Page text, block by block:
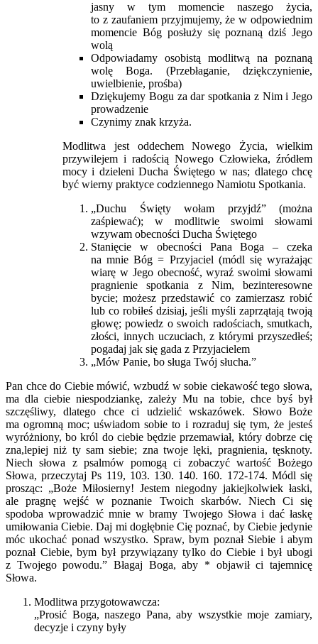
jasny w tym momencie naszego życia,
to z zaufaniem przyjmujemy, że w odpowiednim
momencie Bóg posłuży się poznaną dziś Jego
wolą
Odpowiadamy osobistą modlitwą na poznaną
wolę Boga. (Przebłaganie, dziękczynienie,
uwielbienie, prośba)
Dziękujemy Bogu za dar spotkania z Nim i Jego
prowadzenie
Czynimy znak krzyża.
Modlitwa jest oddechem Nowego Życia, wielkim
przywilejem i radością Nowego Człowieka, źródłem
mocy i dzieleni Ducha Świętego w nas; dlatego chcę
być wierny praktyce codziennego Namiotu Spotkania.
„Duchu Święty wołam przyjdź” (można
zaśpiewać); w modlitwie swoimi słowami
wzywam obecności Ducha Świętego
Stanięcie w obecności Pana Boga – czeka
na mnie Bóg = Przyjaciel (módl się wyrażając
wiarę w Jego obecność, wyraź swoimi słowami
pragnienie spotkania z Nim, bezinteresowne
bycie; możesz przedstawić co zamierzasz robić
lub co robiłeś dzisiaj, jeśli myśli zaprzątają twoją
głowę; powiedz o swoich radościach, smutkach,
złości, innych uczuciach, z którymi przyszedłeś;
pogadaj jak się gada z Przyjacielem
„Mów Panie, bo sługa Twój słucha.”
Pan chce do Ciebie mówić, wzbudź w sobie ciekawość tego słowa,
ma dla ciebie niespodziankę, zależy Mu na tobie, chce byś był
szczęśliwy, dlatego chce ci udzielić wskazówek. Słowo Boże
ma ogromną moc; uświadom sobie to i rozraduj się tym, że jesteś
wyróżniony, bo król do ciebie będzie przemawiał, który dobrze cię
zna,lepiej niż ty sam siebie; zna twoje lęki, pragnienia, tęsknoty.
Niech słowa z psalmów pomogą ci zobaczyć wartość Bożego
Słowa, przeczytaj Ps 119, 103. 130. 140. 160. 172-174. Módl się
prosząc: „Boże Miłosierny! Jestem niegodny jakiejkolwiek łaski,
ale pragnę wejść w poznanie Twoich skarbów. Niech Ci się
spodoba wprowadzić mnie w bramy Twojego Słowa i dać łaskę
umiłowania Ciebie. Daj mi dogłębnie Cię poznać, by Ciebie jedynie
móc ukochać ponad wszystko. Spraw, bym poznał Siebie i abym
poznał Ciebie, bym był przywiązany tylko do Ciebie i był ubogi
z Twojego powodu.” Błagaj Boga, aby * objawił ci tajemnicę
Słowa.
Modlitwa przygotowawcza:
„Prosić Boga, naszego Pana, aby wszystkie moje zamiary,
decyzje i czyny były